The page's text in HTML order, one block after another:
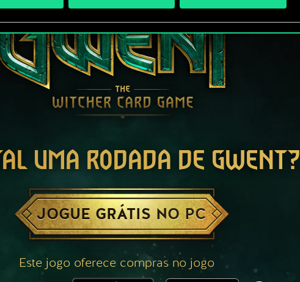
UMA RODADA DE GWENT?
JOGUE GRÁTIS NO PC
Este jogo oferece compras no jogo